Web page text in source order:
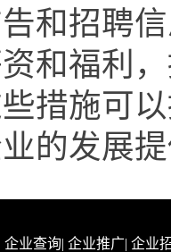
和招聘
和福利
措施可
的发展
企业查询| 企业推广| 企业